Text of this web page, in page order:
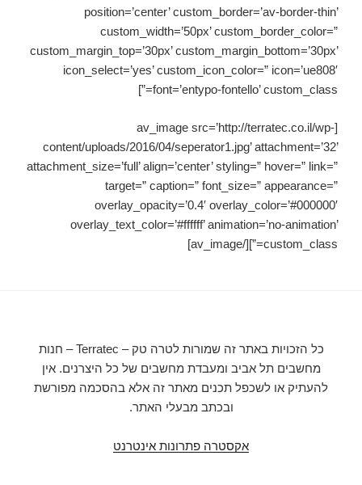
position=’center’ custom_border=’av-border-thin’
custom_width=’50px’ custom_border_color=”
custom_margin_top=’30px’ custom_margin_bottom=’30px’
icon_select=’yes’ custom_icon_color=” icon=’ue808′
font=’entypo-fontello’ custom_class=”]
[av_image src=’http://terratec.co.il/wp-
content/uploads/2016/04/seperator1.jpg’ attachment=’32’
attachment_size=’full’ align=’center’ styling=” hover=” link=”
target=” caption=” font_size=” appearance=”
overlay_opacity=’0.4′ overlay_color=’#000000′
overlay_text_color=’#ffffff’ animation=’no-animation’
custom_class=”][/av_image]
כל הזכויות באתר זה שמורות לטרה טק – Terratec – חנות
מחשבים תל אביב ומעבדת מחשבים של כל היצרנים. אין
להעתיק או לשכפל תכנים מאתר זה אלא בהסכמה מפורשת
ובכתב מבעלי האתר.
אקסטרה פתרונות אינטרנט